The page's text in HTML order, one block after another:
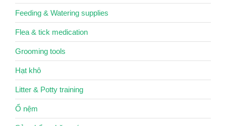
Feeding & Watering supplies
Flea & tick medication
Grooming tools
Hạt khô
Litter & Potty training
Ổ nệm